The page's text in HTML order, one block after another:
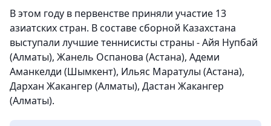
В этом году в первенстве приняли участие 13
азиатских стран. В составе сборной Казахстана
выступали лучшие теннисисты страны - Айя Нупбай
(Алматы), Жанель Оспанова (Астана), Адеми
Аманкелди (Шымкент), Ильяс Маратулы (Астана),
Дархан Жакангер (Алматы), Дастан Жакангер
(Алматы).